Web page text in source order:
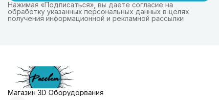
Нажимая «Подписаться», вы даете согласие на
обработку указанных персональных данных в целях
получения информационной и рекламной рассылки
Магазин 3D Оборудорвания